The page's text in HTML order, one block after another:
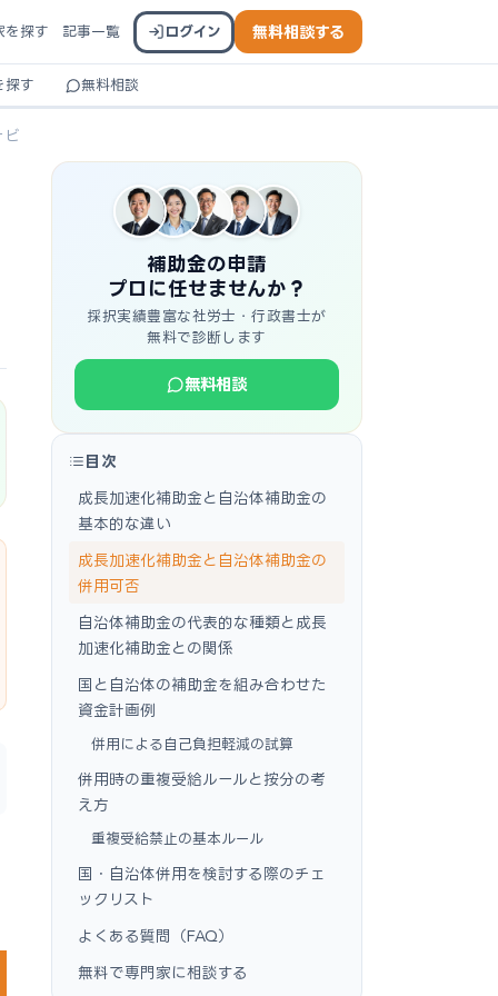
を探す 記事一覧 ログイン 無料相談する
探す 無料相談
ビ
補助金の申請
プロに任せませんか？
採択実績豊富な社労士・行政書士が
無料で診断します
無料相談
目次
成長加速化補助金と自治体補助金の
基本的な違い
成長加速化補助金と自治体補助金の
併用可否
自治体補助金の代表的な種類と成長
加速化補助金との関係
国と自治体の補助金を組み合わせた
資金計画例
併用による自己負担軽減の試算
併用時の重複受給ルールと按分の考
え方
重複受給禁止の基本ルール
国・自治体併用を検討する際のチェ
ックリスト
よくある質問（FAQ）
無料で専門家に相談する